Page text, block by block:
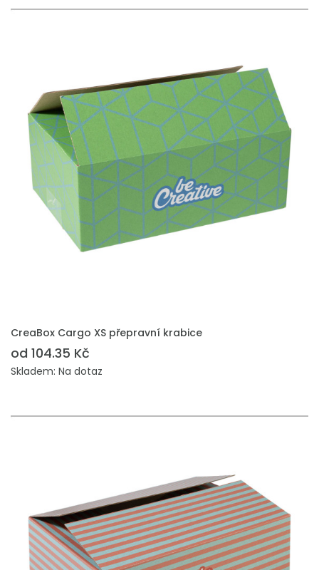
CreaBox Cargo XS přepravní krabice
od 104.35 Kč
Skladem: Na dotaz